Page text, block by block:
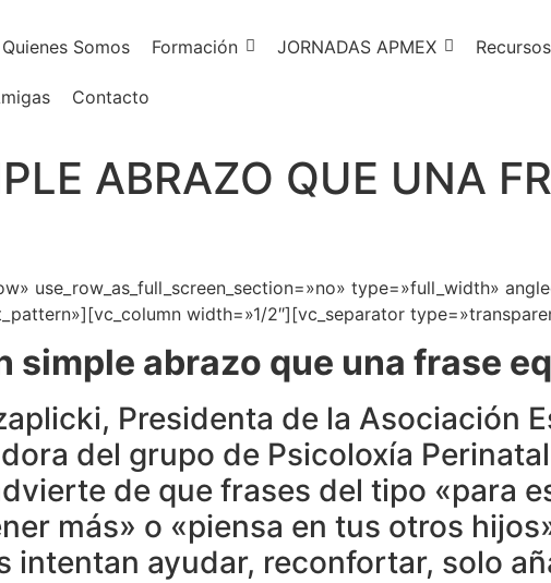
Quienes Somos Formación JORNADAS APMEX
Contacto
ABRAZO QUE UNA
use_row_as_full_screen_section=»no» type=»full_width»
width=»1/2″][vc_separator
simple abrazo que una frase
Presidenta de la Asociación
del grupo de Psicoloxía
de que frases del tipo «para
más» o «piensa en tus otros
intentan ayudar, reconfortar, solo